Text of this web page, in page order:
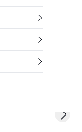
Next